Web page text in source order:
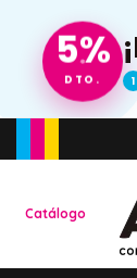
5%
DTO. 1
Catálogo